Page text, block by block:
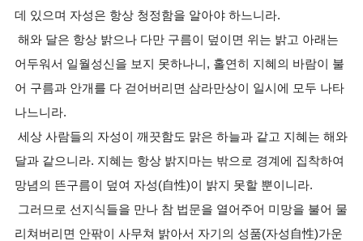
데 있으며 자성은 항상 청정함을 알아야 하느니라.
해와 달은 항상 밝으나 다만 구름이 덮이면 위는 밝고 아래는
어두워서 일월성신을 보지 못하나니, 홀연히 지혜의 바람이 불
어 구름과 안개를 다 걷어버리면 삼라만상이 일시에 모두 나타
나느니라.
세상 사람들의 자성이 깨끗함도 맑은 하늘과 같고 지혜는 해와
달과 같으니라. 지혜는 항상 밝지마는 밖으로 경계에 집착하여
망념의 뜬구름이 덮여 자성(自性)이 밝지 못할 뿐이니라.
그러므로 선지식들을 만나 참 법문을 열어주어 미망을 불어 물
리쳐버리면 안팎이 사무쳐 밝아서 자기의 성품(자성自性)가운